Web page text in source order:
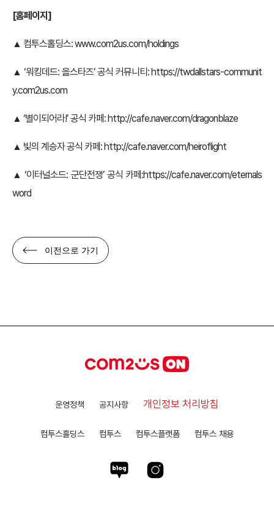
[홈페이지]
▲ 컴투스홀딩스:www.com2us.com/holdings
▲ ‘워킹데드: 올스타즈’ 공식 커뮤니티: https://twdallstars-communit
y.com2us.com
▲ ‘별이되어라!’ 공식 카페: http://cafe.naver.com/dragonblaze
▲ 빛의 계승자 공식 카페: http://cafe.naver.com/heiroflight
▲ ‘이터널소드: 군단전쟁’ 공식 카페:https://cafe.naver.com/eternals
word
이전으로 가기
운영정책 공지사항 개인정보 처리방침
컴투스홀딩스 컴투스 컴투스플랫폼 컴투스 채용